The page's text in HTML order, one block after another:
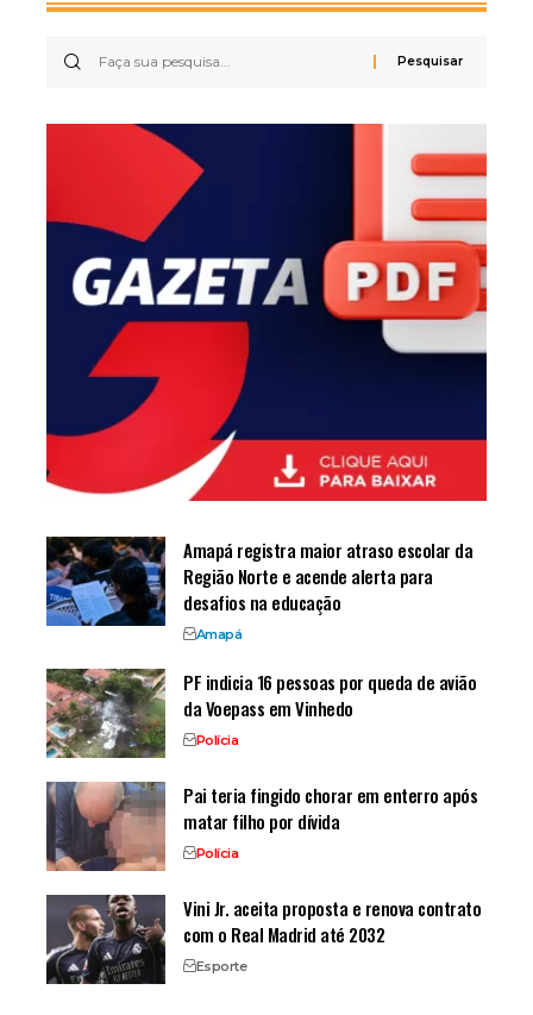
Amapá registra maior atraso escolar da
Região Norte e acende alerta para
desafios na educação
Amapá
PF indicia 16 pessoas por queda de avião
da Voepass em Vinhedo
Polícia
Pai teria fingido chorar em enterro após
matar filho por dívida
Polícia
Vini Jr. aceita proposta e renova contrato
com o Real Madrid até 2032
Esporte